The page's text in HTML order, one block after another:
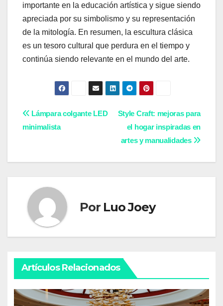
importante en la educación artística y sigue siendo
apreciada por su simbolismo y su representación
de la mitología. En resumen, la escultura clásica
es un tesoro cultural que perdura en el tiempo y
continúa siendo relevante en el mundo del arte.
Navegación
entradas
Style Craft: mejoras para
el hogar inspiradas en
artes y manualidades
Lámpara colgante LED
minimalista
Por Luo Joey
Artículos Relacionados